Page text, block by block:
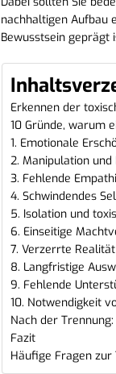
nachhaltigen Aufbau
Bewusstsein geprägt
Erkennen der
10 Gründe, warum
1. Emotionale
2. Manipulation
3. Fehlende
4. Schwindendes
5. Isolation und
6. Einseitige
7. Verzerrte
8. Langfristige
9. Fehlende
10. Notwendigkeit
Nach der
Fazit
Häufige Fragen